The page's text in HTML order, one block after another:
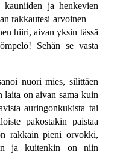
ja henkevien
rakkautesi arvoinen —
hiiri, aivan yksin tässä
Sehän se vasta
nuori mies, silittäen
laita on aivan sama kuin
auringonkukista tai
pakostakin paistaa
rakkain pieni orvokki,
ja kuitenkin on niin